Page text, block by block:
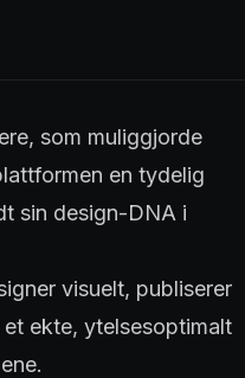
som muliggjorde
en tydelig
sin design-DNA i
visuelt, publiserer
ekte, ytelsesoptimalt